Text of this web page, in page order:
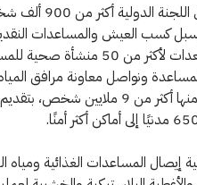
- منذ بداية شهر أيار/مايو، ساعدت
كسب العيش والمساعدات
مواد النظافة الشخصية. قدمت الأدوية والمعدات
ونواصل معاونة مرافق
وصيانة إمدادات المياه الحيوية التي يستفيد منها
المساعدات الغذائية ومياه